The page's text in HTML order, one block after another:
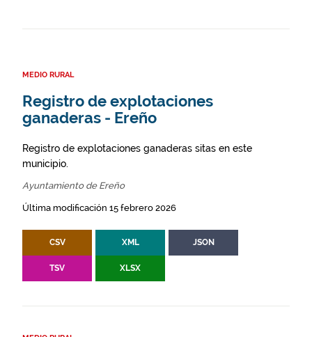
MEDIO RURAL
Registro de explotaciones
ganaderas - Ereño
Registro de explotaciones ganaderas sitas en este
municipio.
Ayuntamiento de Ereño
Última modificación 15 febrero 2026
CSV XML JSON
TSV XLSX